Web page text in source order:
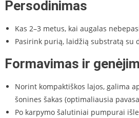
Persodinimas
Kas 2–3 metus, kai augalas
Pasirink purią, laidžią substratą su
Formavimas ir
Norint kompaktiškos lajos, galima
šonines šakas (optimaliausia
Po karpymo šalutiniai pumpurai